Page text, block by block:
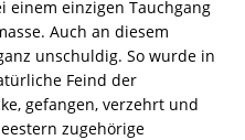
einem einzigen Tauchgang
Auch an diesem
unschuldig. So wurde in
Feind der
gefangen, verzehrt und
zugehörige